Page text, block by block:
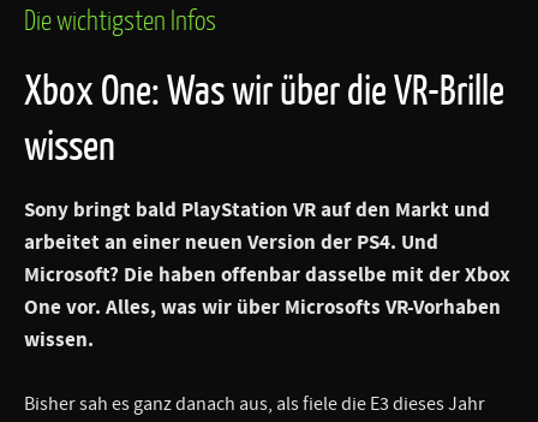
Die wichtigsten Infos
Xbox One: Was wir über die VR-Brille
wissen
Sony bringt bald PlayStation VR auf den Markt und
arbeitet an einer neuen Version der PS4. Und
Microsoft? Die haben offenbar dasselbe mit der Xbox
One vor. Alles, was wir über Microsofts VR-Vorhaben
wissen.
Bisher sah es ganz danach aus, als fiele die E3 dieses Jahr